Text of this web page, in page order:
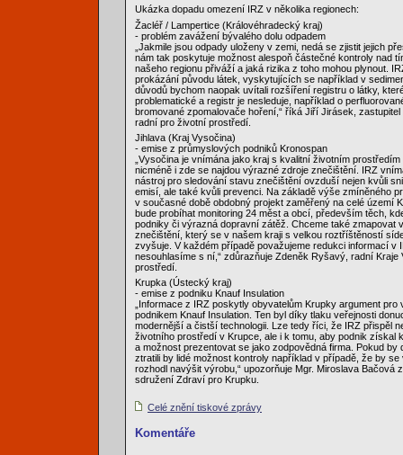
Ukázka dopadu omezení IRZ v několika regionech:
Žacléř / Lampertice (Královéhradecký kraj)
- problém zavážení bývalého dolu odpadem
„Jakmile jsou odpady uloženy v zemi, nedá se zjistit jejich
nám tak poskytuje možnost alespoň částečné kontroly nad
našeho regionu přiváží a jaká rizika z toho mohou plynout.
prokázání původu látek, vyskytujících se například v
důvodů bychom naopak uvítali rozšíření registru o látky,
problematické a registr je nesleduje, například o
bromované zpomalovače hoření,“ říká Jiří Jirásek,
radní pro životní prostředí.
Jihlava (Kraj Vysočina)
- emise z průmyslových podniků Kronospan
„Vysočina je vnímána jako kraj s kvalitní životním
nicméně i zde se najdou výrazné zdroje znečištění. IRZ
nástroj pro sledování stavu znečištění ovzduší nejen kvůli
emisí, ale také kvůli prevenci. Na základě výše zmíněného
v současné době obdobný projekt zaměřený na celé území
bude probíhat monitoring 24 měst a obcí, především těch,
podniky či výrazná dopravní zátěž. Chceme také zmapovat
znečištění, který se v našem kraji s velkou roztříštěností
zvyšuje. V každém případě považujeme redukci informací v
nesouhlasíme s ní,“ zdůrazňuje Zdeněk Ryšavý, radní Kraje
prostředí.
Krupka (Ústecký kraj)
- emise z podniku Knauf Insulation
„Informace z IRZ poskytly obyvatelům Krupky argument pro
podnikem Knauf Insulation. Ten byl díky tlaku veřejnosti
modernější a čistší technologii. Lze tedy říci, že IRZ přispěl
životního prostředí v Krupce, ale i k tomu, aby podnik získal
a možnost prezentovat se jako zodpovědná firma. Pokud by
ztratili by lidé možnost kontroly například v případě, že by se
rozhodl navýšit výrobu,“ upozorňuje Mgr. Miroslava Bačová
sdružení Zdraví pro Krupku.
Celé znění tiskové zprávy
Komentáře